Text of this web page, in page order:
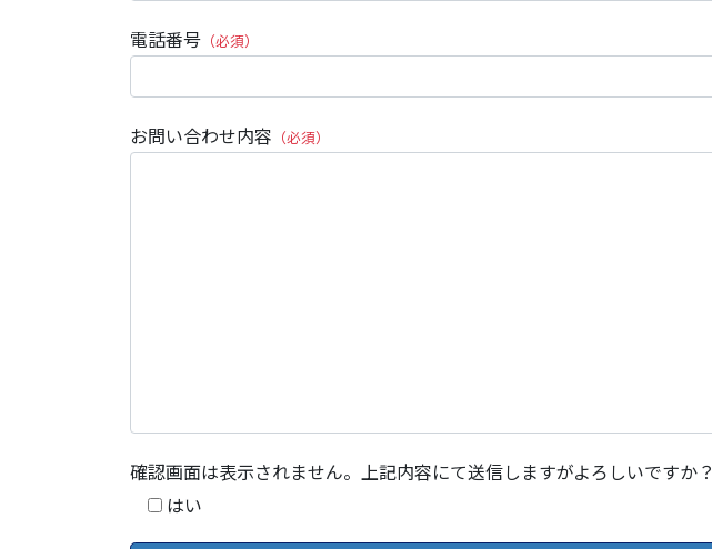
電話番号 （必須）
お問い合わせ内容 （必須）
確認画面は表示されません。上記内容にて送信しますがよろしいですか？
はい